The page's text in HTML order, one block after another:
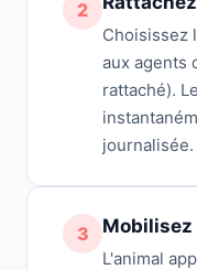
2
Choisissez
aux agents
rattaché).
journalisée.
3 Mobilisez
L'animal